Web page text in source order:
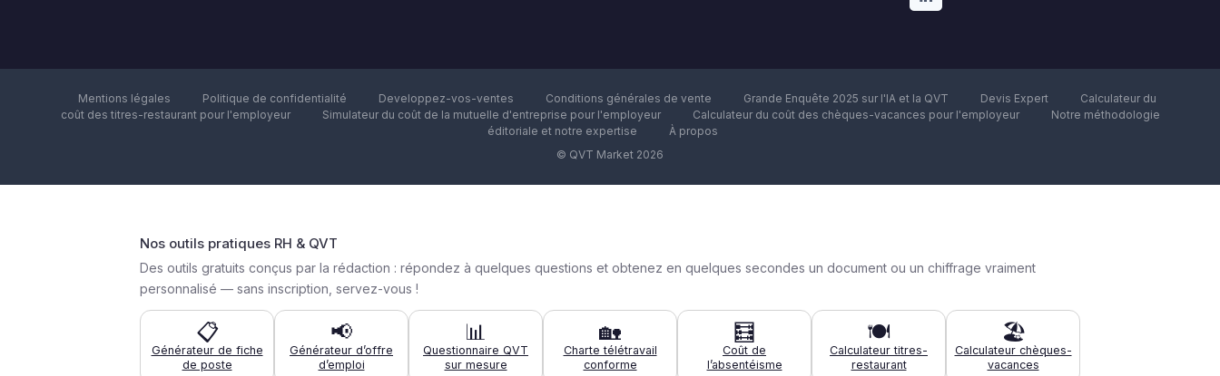
Mentions légales Politique de confidentialité Developpez-vos-ventes Conditions générales de vente Grande Enquête 2025 sur l'IA et la QVT Devis Expert
Calculateur du
coût des titres-restaurant pour l'employeur
Simulateur du coût de la mutuelle d'entreprise pour l'employeur Calculateur du coût des chèques-vacances pour l'employeur
Notre méthodologie
éditoriale et notre expertise
À propos
© QVT Market 2026
Nos outils pratiques RH & QVT
Des outils gratuits conçus par la rédaction : répondez à quelques questions et obtenez en quelques secondes un document ou un chiffrage vraiment
personnalisé — sans inscription, servez-vous !
📋
Générateur de fiche
de poste
📢
Générateur d’offre
d’emploi
📊
Questionnaire QVT
sur mesure
🏡
Charte télétravail
conforme
🧮
Coût de
l’absentéisme
🍽️
Calculateur titres-
restaurant
🏖️
Calculateur chèques-
vacances